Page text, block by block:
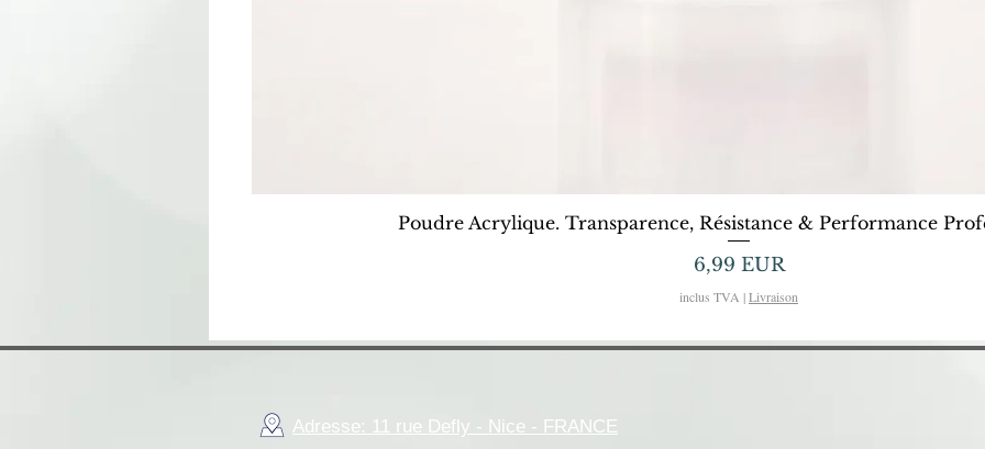
Afișare rapidă
Poudre Acrylique. Transparence, Résistance & Performance
Preț
6,99 EUR
inclus TVA |Livraison
Adresse: 11 rue Defly - Nice - FRANCE